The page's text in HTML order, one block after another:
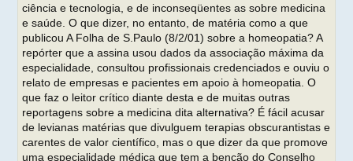
ciência e tecnologia, e de inconseqüentes as sobre medicina
e saúde. O que dizer, no entanto, de matéria como a que
publicou A Folha de S.Paulo (8/2/01) sobre a homeopatia? A
repórter que a assina usou dados da associação máxima da
especialidade, consultou profissionais credenciados e ouviu o
relato de empresas e pacientes em apoio à homeopatia. O
que faz o leitor crítico diante desta e de muitas outras
reportagens sobre a medicina dita alternativa? É fácil acusar
de levianas matérias que divulguem terapias obscurantistas e
carentes de valor científico, mas o que dizer da que promove
uma especialidade médica que tem a benção do Conselho